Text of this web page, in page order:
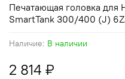
Наличие: В наличии
2 814 ₽
Печатающая головка для
SmartTank 300/400 (J)